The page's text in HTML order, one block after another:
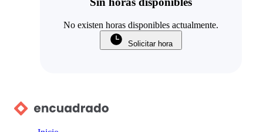
No existen horas disponibles actualmente.
Solicitar hora